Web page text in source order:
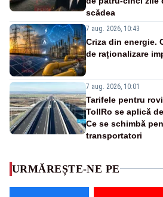
scădea
7 aug. 2026, 10:43
Criza din energie.
de raționalizare
7 aug. 2026, 10:01
Tarifele pentru
TollRo se aplică
Ce se schimbă
transportatori
URMĂREȘTE-NE PE